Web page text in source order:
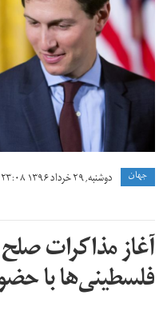
جهان دوشنبه, ۲۹ خرداد ۱۳۹۶ ۲۳:۰۸
آغاز مذاکرات
فلسطینی‌ها با